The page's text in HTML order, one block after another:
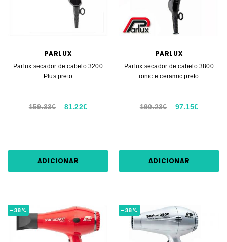
PARLUX
Parlux secador de cabelo 3200
Plus preto
159.33€ 81.22€
ADICIONAR
PARLUX
Parlux secador de cabelo 3800
ionic e ceramic preto
190.23€ 97.15€
ADICIONAR
-38% -38%